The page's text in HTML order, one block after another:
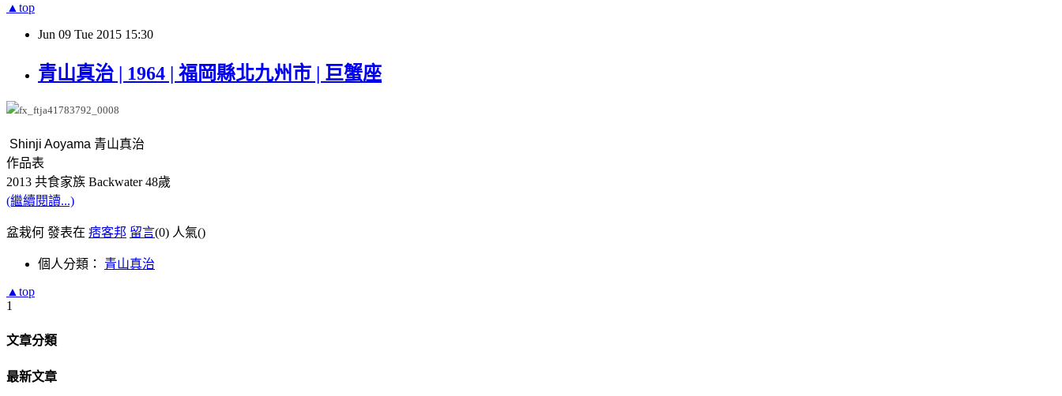
▲top
Jun 09 Tue 2015 15:30
青山真治 | 1964 | 福岡縣北九州市 | 巨蟹座
Shinji Aoyama 青山真治
作品表
2013 共食家族 Backwater 48歲
(繼續閱讀...)
盆栽何 發表在 痞客邦 留言(0) 人氣()
個人分類： 青山真治
▲top
1
文章分類
最新文章